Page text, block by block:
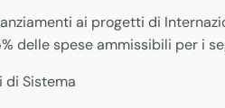
ai progetti di
delle spese ammissibili per i
Sistema